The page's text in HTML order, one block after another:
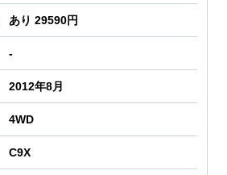
あり 29590円
-
2012年8月
4WD
C9X